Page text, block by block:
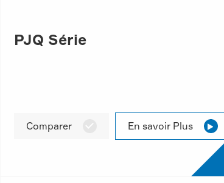
PJQ Série
Comparer  En savoir Plus 